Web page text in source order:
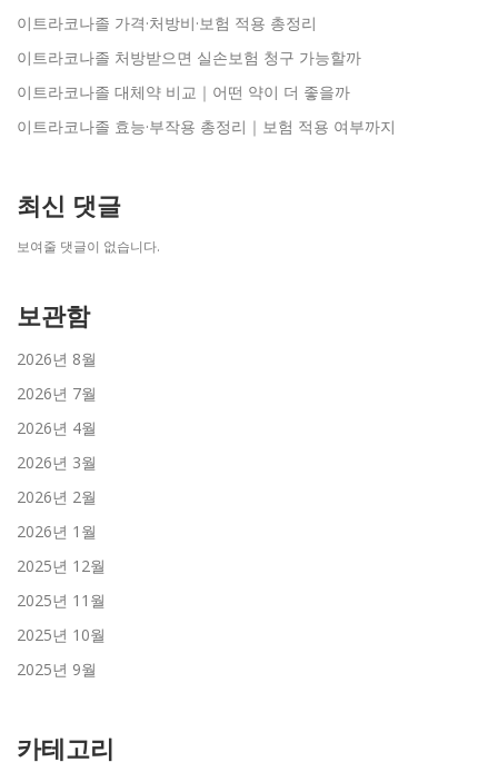
이트라코나졸 가격·처방비·보험 적용 총정리
이트라코나졸 처방받으면 실손보험 청구 가능할까
이트라코나졸 대체약 비교｜어떤 약이 더 좋을까
이트라코나졸 효능·부작용 총정리｜보험 적용 여부까지
최신 댓글
보여줄 댓글이 없습니다.
보관함
2026년 8월
2026년 7월
2026년 4월
2026년 3월
2026년 2월
2026년 1월
2025년 12월
2025년 11월
2025년 10월
2025년 9월
카테고리